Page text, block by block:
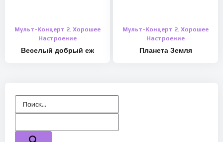
Мульт-Концерт 2. Хорошее
Настроение
Веселый добрый еж
Мульт-Концерт 2. Хорошее
Настроение
Планета Земля